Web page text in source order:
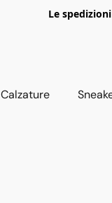
Le
Calzature